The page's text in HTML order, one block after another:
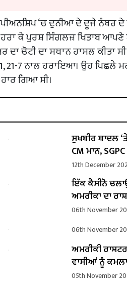
‘ਚ ਦੁਨੀਆ ਦੇ ਦੂਜੇ ਨੰਬਰ ਦੇ
ਕੇ ਪੁਰਸ਼ ਸਿੰਗਲਜ਼ ਖਿਤਾਬ ਆਪਣੇ
ਚੋਟੀ ਦਾ ਸਥਾਨ ਹਾਸਲ ਕੀਤਾ
21-7 ਨਾਲ ਹਰਾਇਆ। ਉਹ ਪਿਛਲੇ
ਗਿਆ ਸੀ।
ਸੁਖਬੀਰ ਬਾਦਲ
CM ਮਾਨ,
12th December
ਇੱਕ ਕੈਸੀਨੋ
ਅਮਰੀਕਾ ਦਾ
06th November
06th November
ਅਮਰੀਕੀ
ਵਾਸੀਆਂ ਨੂੰ
05th November